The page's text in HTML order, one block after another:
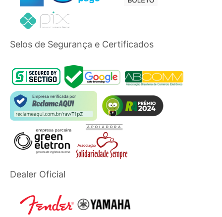
Selos de Segurança e Certificados
Dealer Oficial